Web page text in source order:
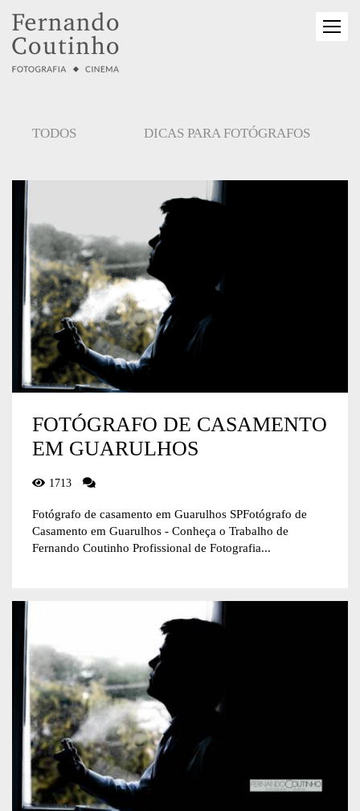
TODOS DICAS PARA FOTÓGRAFOS
FOTÓGRAFO DE CASAMENTO
EM GUARULHOS
1713
Fotógrafo de casamento em Guarulhos SPFotógrafo de
Casamento em Guarulhos - Conheça o Trabalho de
Fernando Coutinho Profissional de Fotografia...